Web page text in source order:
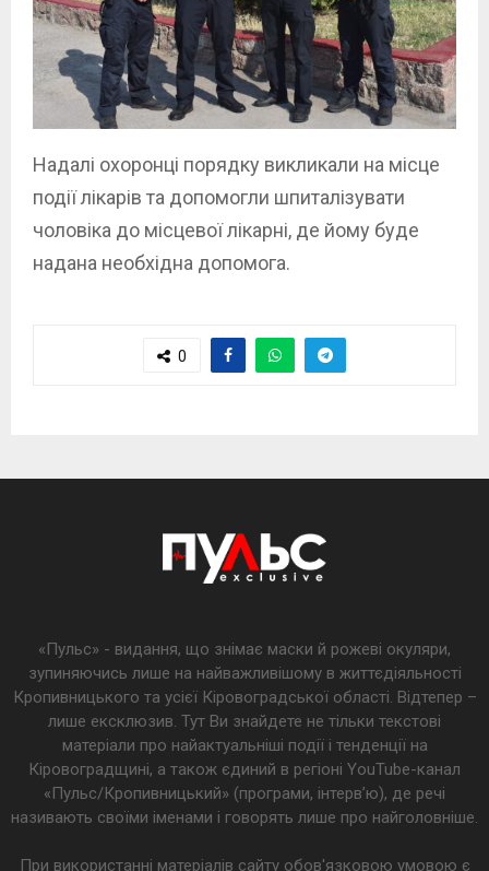
Надалі охоронці порядку викликали на місце
події лікарів та допомогли шпиталізувати
чоловіка до місцевої лікарні, де йому буде
надана необхідна допомога.
0
«Пульс» - видання, що знімає маски й рожеві окуляри,
зупиняючись лише на найважливішому в життєдіяльності
Кропивницького та усієї Кіровоградської області. Відтепер –
лише ексклюзив. Тут Ви знайдете не тільки текстові
матеріали про найактуальніші події і тенденції на
Кіровоградщині, а також єдиний в регіоні YouTube-канал
«Пульс/Кропивницький» (програми, інтерв’ю), де речі
називають своїми іменами і говорять лише про найголовніше.
При використанні матеріалів сайту обов'язковою умовою є